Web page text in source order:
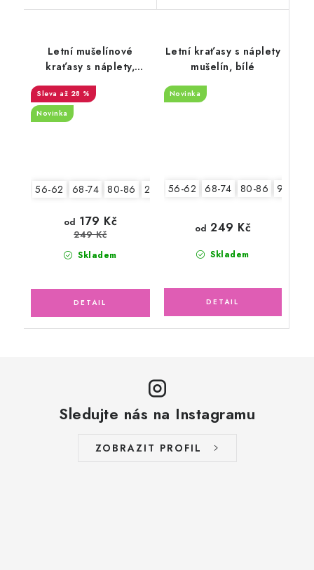
Letní mušelínové
kraťasy s náplety,
smetanové
až 28 %
Novinka
56-62 68-74 80-86 2.jakost v.56-62
Skladem
od 179 Kč
249 Kč
Letní kraťasy s náplety
mušelín, bílé
Novinka
56-62 68-74 80-86 92-98
Skladem
od 249 Kč
Sledujte nás na Instagramu
ZOBRAZIT PROFIL